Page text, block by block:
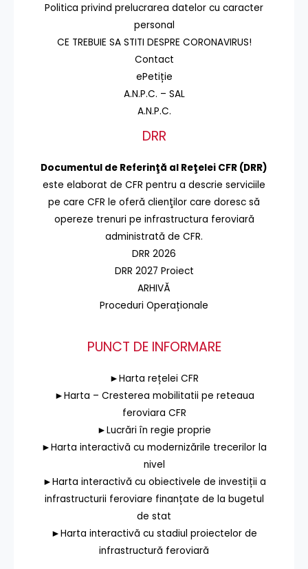
Politica privind prelucrarea datelor cu caracter
personal
CE TREBUIE SA STITI DESPRE CORONAVIRUS!
Contact
ePetiție
A.N.P.C. – SAL
A.N.P.C.
DRR
Documentul de Referinţă al Reţelei CFR (DRR)
este elaborat de CFR pentru a descrie serviciile
pe care CFR le oferă clienţilor care doresc să
opereze trenuri pe infrastructura feroviară
administrată de CFR.
DRR 2026
DRR 2027 Proiect
ARHIVĂ
Proceduri Operaționale
PUNCT DE INFORMARE
►Harta rețelei CFR
►Harta – Cresterea mobilitatii pe reteaua
feroviara CFR
►Lucrări în regie proprie
►Harta interactivă cu modernizările trecerilor la
nivel
►Harta interactivă cu obiectivele de investiții a
infrastructurii feroviare finanțate de la bugetul
de stat
►Harta interactivă cu stadiul proiectelor de
infrastructură feroviară